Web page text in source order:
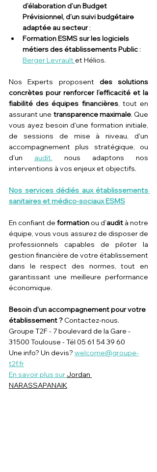
d’élaboration d’un Budget
Prévisionnel, d’un suivi budgétaire
adaptée au secteur ;
Formation ESMS sur les logiciels
métiers des établissements Public :
Berger Levrault et Hélios.
Nos Experts proposent des solutions
concrètes pour renforcer l’efficacité et la
fiabilité des équipes financières, tout en
assurant une transparence maximale. Que
vous ayez besoin d'une formation initiale,
de sessions de mise à niveau, d'un
accompagnement plus stratégique, ou
d'un audit, nous adaptons nos
interventions à vos enjeux et objectifs.
Nos services dédiés aux établissements
sanitaires et médico-sociaux ESMS
En confiant de formation ou d'audit à notre
équipe, vous vous assurez de disposer de
professionnels capables de piloter la
gestion financière de votre établissement
dans le respect des normes, tout en
garantissant une meilleure performance
économique.
Besoin d'un accompagnement pour votre
établissement ? Contactez-nous.
Groupe T2F - 7 boulevard de la Gare -
31500 Toulouse - Tél 05 61 54 39 60
Une info? Un devis? welcome@groupe-
t2f.fr
En savoir plus sur Jordan
NARASSAPANAIK